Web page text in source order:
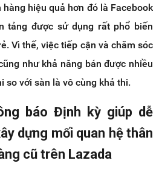
hiệu quả hơn đó là Facebook
tảng được sử dụng rất phổ biến
Vì thế, việc tiếp cận và chăm sóc
như khả năng bán được nhiều
so với sàn là vô cùng khả thi.
báo Định kỳ giúp dễ
dựng mối quan hệ thân
cũ trên Lazada